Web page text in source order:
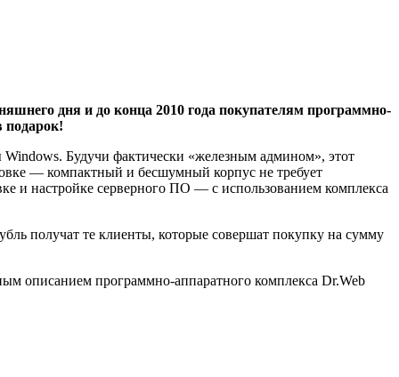
дня и до конца 2010 года покупателям программно-
подарок!
Будучи фактически «железным админом», этот
— компактный и бесшумный корпус не требует
и настройке серверного ПО — с использованием комплекса
получат те клиенты, которые совершат покупку на сумму
описанием программно-аппаратного комплекса Dr.Web